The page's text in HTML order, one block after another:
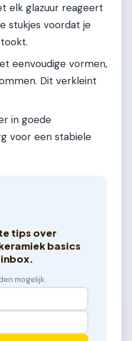
elk glazuur reageert
stukjes voordat je
eenvoudige vormen,
Dit verkleint
in goede
voor een stabiele
tips over
basics
mogelijk.